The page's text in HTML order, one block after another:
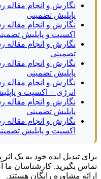
نگارش و انجام
پاپلیش تضمینی
نگارش و انجام مقاله
اکسپت و پاپلیش
نگارش و انجام مقاله
تضمینی
نگارش و انجام
پاپلیش تضمینی
نگارش و انجام
انرژی + اکسپت و
نگارش و انجام
پاپلیش تضمینی
نگارش و انجام
اکسپت و پاپلیش
برای تبدیل ایده خود به یک
تماس بگیرید. کارشناسان ما
ارائه مشاوره رایگان هستند.